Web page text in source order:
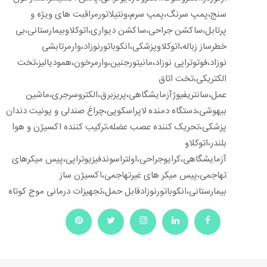
سنج،پمپ سرنگ،پمپ سرم،ونتیلاتورمراقبت های ویژه و
پرتابل،ساکشن جراحی،ساکشن دیواری،اتوکلاوبیمارستانی،بی
خطرساز زباله،اتوکلاوپزشکی،انکوباتورنوزاد،وارمرتابشی
نوزاد،فوتوتراپی نوزاد،مانیتورجنین،وارمرخون،همودیالیز،تخت
الکتریکی،تخت اتاق
عمل،سانتریفیوژآزمایشگاهی،پریزبرق،الکتروسرجری،ماشین
بیهوشی،دستگاه دمنده لاپراسکوپی،چراغ صندلی و پونیت دندان
پزشکی،تحریک کننده عصب عضله،ترکیب کننده اکسیژن و هوا
بلندر،اتوکلاو
آزمایشگاهی،کرایوجراحی،اولتراسوندفیزیوتراپی،پیس میکرهای
تهاجمی،پیس میکر های غیرتهاجمی،اکسیژن ساز
بیمارستانی،انکوباتورنوزادقابل حمل،تجهیزات درمانی موج کوتاه